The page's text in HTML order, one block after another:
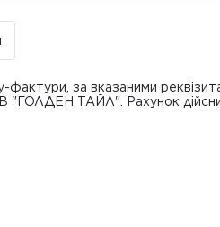
фактури, за вказаними
"ГОЛДЕН ТАЙЛ". Рахунок